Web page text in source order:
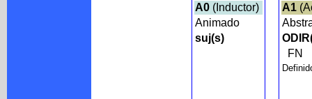
A0(Inductor)
Animado
suj(s)
A1
FN